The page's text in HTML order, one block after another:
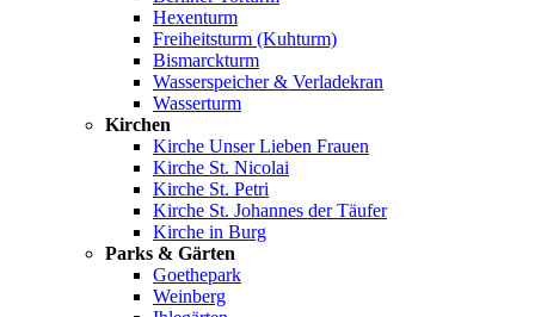
Hexenturm
Freiheitsturm (Kuhturm)
Bismarckturm
Wasserspeicher & Verladekran
Wasserturm
Kirchen
Kirche Unser Lieben Frauen
Kirche St. Nicolai
Kirche St. Petri
Kirche St. Johannes der Täufer
Kirche in Burg
Parks & Gärten
Goethepark
Weinberg